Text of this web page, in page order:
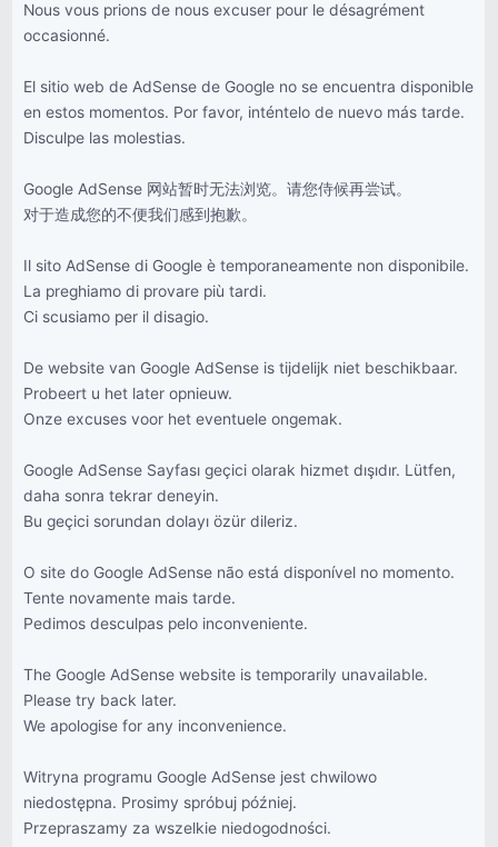
Nous vous prions de nous excuser pour le désagrément
occasionné.
El sitio web de AdSense de Google no se encuentra disponible
en estos momentos. Por favor, inténtelo de nuevo más tarde.
Disculpe las molestias.
Google AdSense 网站暂时无法浏览。请您侍候再尝试。
对于造成您的不便我们感到抱歉。
Il sito AdSense di Google è temporaneamente non disponibile.
La preghiamo di provare più tardi.
Ci scusiamo per il disagio.
De website van Google AdSense is tijdelijk niet beschikbaar.
Probeert u het later opnieuw.
Onze excuses voor het eventuele ongemak.
Google AdSense Sayfası geçici olarak hizmet dışıdır. Lütfen,
daha sonra tekrar deneyin.
Bu geçici sorundan dolayı özür dileriz.
O site do Google AdSense não está disponível no momento.
Tente novamente mais tarde.
Pedimos desculpas pelo inconveniente.
The Google AdSense website is temporarily unavailable.
Please try back later.
We apologise for any inconvenience.
Witryna programu Google AdSense jest chwilowo
niedostępna. Prosimy spróbuj później.
Przepraszamy za wszelkie niedogodności.